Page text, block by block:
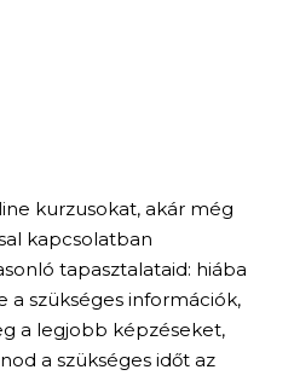
kurzusokat, akár még
kapcsolatban
tapasztalataid: hiába
a szükséges információk,
a legjobb képzéseket,
a szükséges időt az